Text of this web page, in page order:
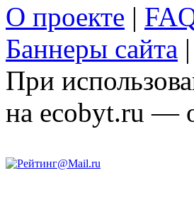
О проекте |
Баннеры сайта |
При
на ecobyt.ru —